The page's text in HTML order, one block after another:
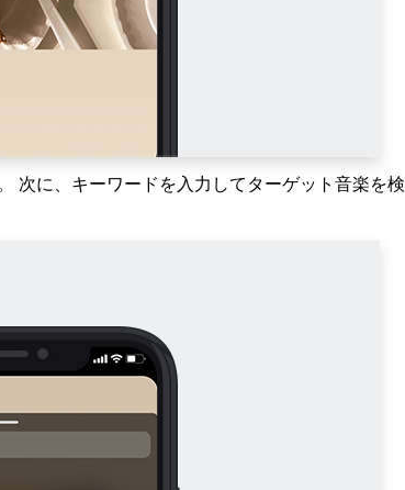
次に、キーワードを入力してターゲット音楽を検